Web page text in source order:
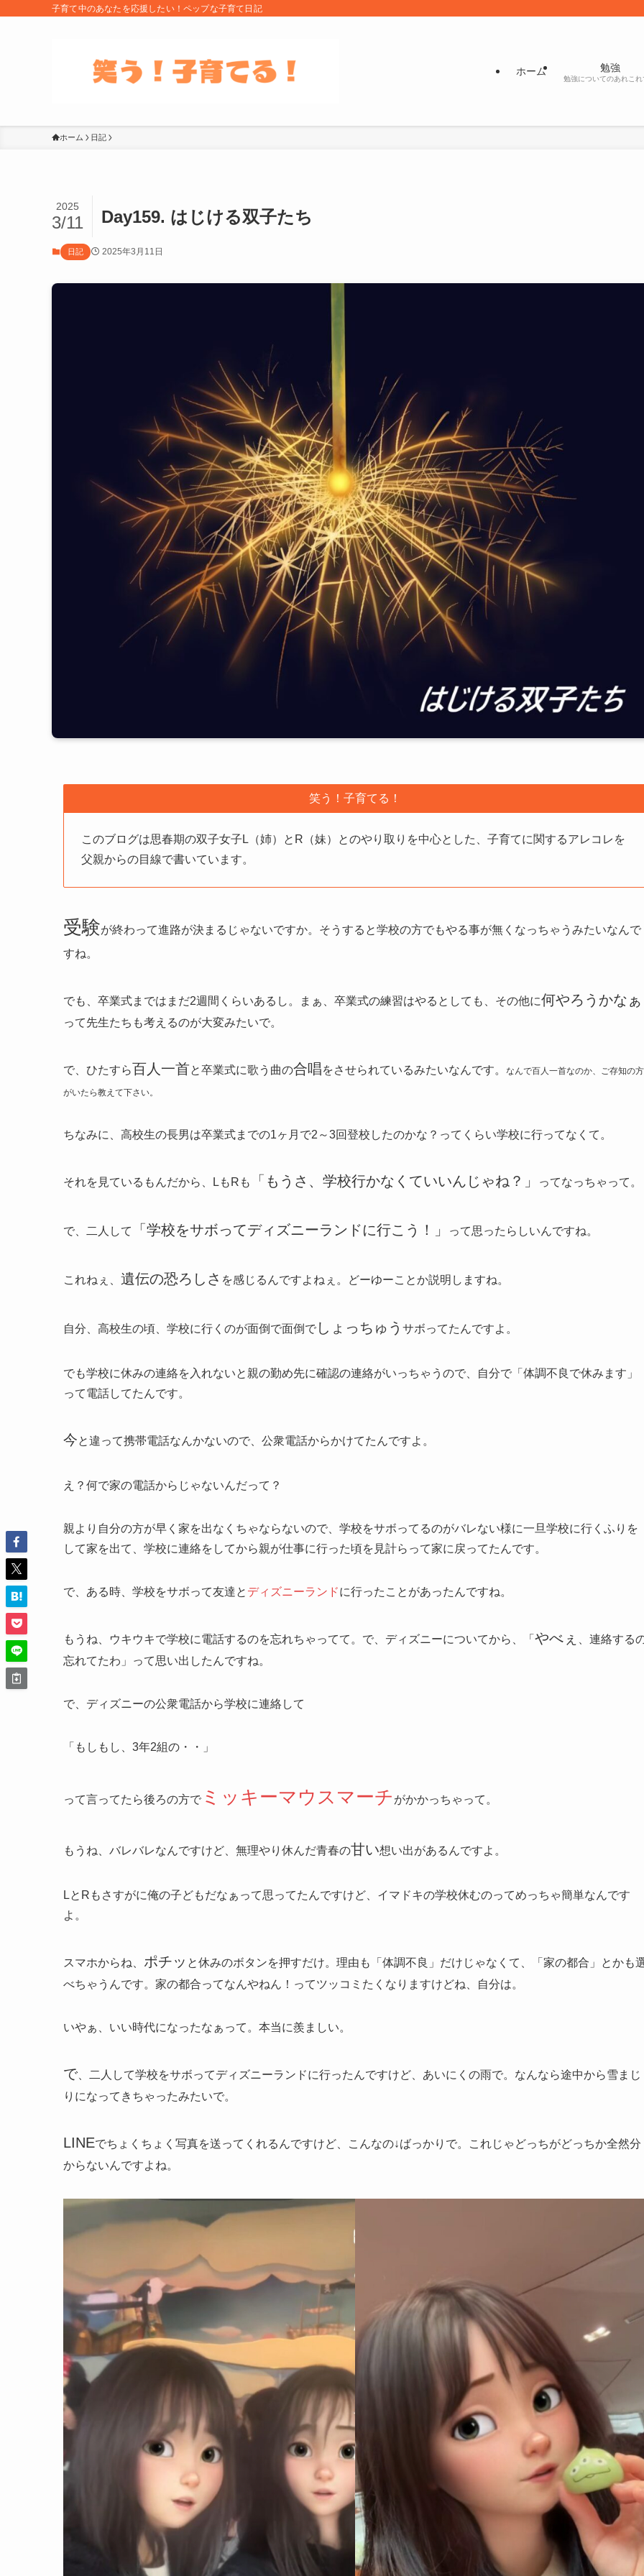
子育て中のあなたを応援したい！ペップな子育て日記
ホーム 勉強
勉強についてのあれこれ
ホーム 日記
Day159. はじける双子たち
2025
3/11
日記 2025年3月11日
笑う！子育てる！
このブログは思春期の双子女子L（姉）とR（妹）とのやり取りを中心とした、子育てに関するアレコレを
父親からの目線で書いています。
受験が終わって進路が決まるじゃないですか。そうすると学校の方でもやる事が無くなっちゃうみたいなんで
すね。
でも、卒業式まではまだ2週間くらいあるし。まぁ、卒業式の練習はやるとしても、その他に何やろうかなぁ
って先生たちも考えるのが大変みたいで。
で、ひたすら百人一首と卒業式に歌う曲の合唱をさせられているみたいなんです。 なんで百人一首なのか、ご存知の方
がいたら教えて下さい。
ちなみに、高校生の長男は卒業式までの1ヶ月で2～3回登校したのかな？ってくらい学校に行ってなくて。
それを見ているもんだから、LもRも 「もうさ、学校行かなくていいんじゃね？」 ってなっちゃって。
で、二人して 「学校をサボってディズニーランドに行こう！」 って思ったらしいんですね。
これねぇ、 遺伝の恐ろしさ を感じるんですよねぇ。どーゆーことか説明しますね。
自分、高校生の頃、学校に行くのが面倒で面倒で しょっちゅう サボってたんですよ。
でも学校に休みの連絡を入れないと親の勤め先に確認の連絡がいっちゃうので、自分で「体調不良で休みます」
って電話してたんです。
今と違って携帯電話なんかないので、公衆電話からかけてたんですよ。
え？何で家の電話からじゃないんだって？
親より自分の方が早く家を出なくちゃならないので、学校をサボってるのがバレない様に一旦学校に行くふりを
して家を出て、学校に連絡をしてから親が仕事に行った頃を見計らって家に戻ってたんです。
で、ある時、学校をサボって友達と ディズニーランドに行ったことがあったんですね。
もうね、ウキウキで学校に電話するのを忘れちゃってて。で、ディズニーについてから、「 やべぇ
、連絡する
忘れてたわ」って思い出したんですね。
で、ディズニーの公衆電話から学校に連絡して
「もしもし、3年2組の・・」
って言ってたら後ろの方で ミッキーマウスマーチ がかかっちゃって。
もうね、バレバレなんですけど、無理やり休んだ青春の甘い想い出があるんですよ。
LとRもさすがに俺の子どもだなぁって思ってたんですけど、イマドキの学校休むのってめっちゃ簡単なんです
よ。
スマホからね、 ポチッ と休みのボタンを押すだけ。理由も「体調不良」だけじゃなくて、「家の都合」とかも
べちゃうんです。家の都合ってなんやねん！ってツッコミたくなりますけどね、自分は。
いやぁ、いい時代になったなぁって。本当に羨ましい。
で、二人して学校をサボってディズニーランドに行ったんですけど、あいにくの雨で。なんなら途中から雪まじ
りになってきちゃったみたいで。
LINEでちょくちょく写真を送ってくれるんですけど、こんなの↓ばっかりで。これじゃどっちがどっちか全然分
からないんですよね。